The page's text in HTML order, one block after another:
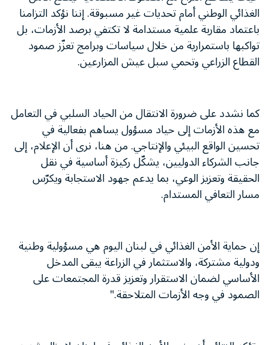
الغذائي الوطني أمام تحديات غير مسبوقة. إننا نؤكد التزامنا
باعتماد مقاربة علمية مستدامة لا تكتفي برصد الأزمات، بل
تواكبها باستمرارية من خلال سياسات وبرامج تعزّز صمود
القطاع الزراعي وتحمي سبل عيش المزارعين.
كما نشدد على ضرورة الانتقال من الحياد السلبي في التعامل
مع هذه الأزمات إلى حياد مسؤول يساهم بفعالية في
تحسين الواقع البيئي والإنتاجي. من هنا، نرى أن الإعلام، إلى
جانب الشركاء الدوليين، يشكّل ركيزة أساسية في نقل
الحقيقة وتعزيز الوعي، بما يدعم جهود الاستجابة ويكرّس
مسار التعافي المستدام.
إن حماية الأمن الغذائي في لبنان اليوم هي مسؤولية وطنية
ودولية مشتركة، والاستثمار في الزراعة يبقى المدخل
الأساسي لضمان الاستقرار وتعزيز قدرة المجتمعات على
الصمود في وجه الأزمات المتلاحقة."